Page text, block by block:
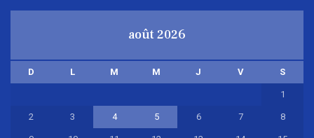
août 2026
D L M M J V S
1
2 3 4 5 6 7 8